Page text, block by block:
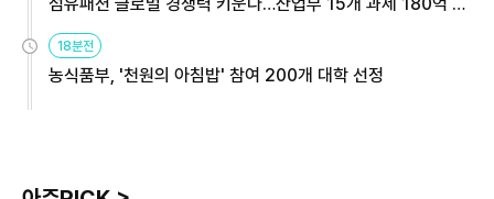
18분전
농식품부, '천원의 아침밥' 참여 200개 대학 선정